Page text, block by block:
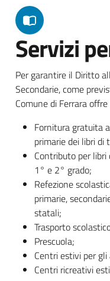
Servizi
Per garantire il Diritto
Secondarie, come
Comune di Ferrara
Fornitura gratuita
primarie dei libri di
Contributo per
1° e 2° grado;
Refezione
primarie,
statali;
Trasporto
Prescuola;
Centri estivi per
Centri ricreativi